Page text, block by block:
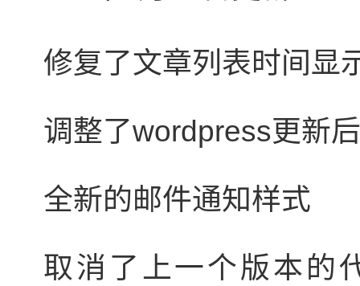
修复了文章列表时间显
调整了wordpress更新
全新的邮件通知样式
取消了上一个版本的